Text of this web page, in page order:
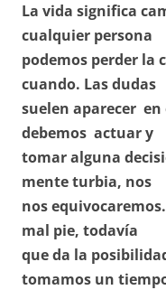
La vida significa
cualquier persona
podemos perder la
cuando. Las dudas
suelen aparecer
debemos actuar y
tomar alguna
mente turbia, nos
nos
mal pie, todavía
que da la
tomamos un